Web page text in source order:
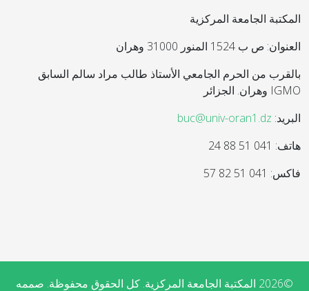
المكتبة الجامعة المركزية
العنوان: ص ب 1524 المنور 31000 وهران
بالقرب من الحرم الجامعي الأستاذ طالب مراد سالم السابق
IGMO وهران. الجزائر
البريد: buc@univ-oran1.dz
هاتف: 041 51 88 24
فاكس: 041 51 82 57
©2026 المكتبة الجامعة المركزية. كل الحقوق محفوظة. صممه